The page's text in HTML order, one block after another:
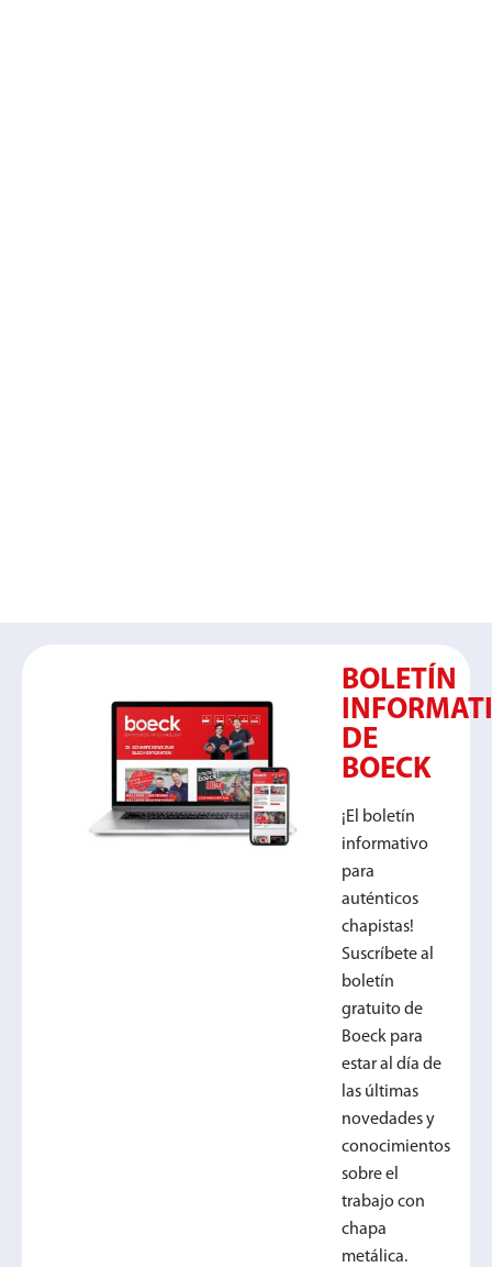
BOLETÍN
DE
BOECK
¡El boletín
informativo
para
auténticos
chapistas!
Suscríbete al
boletín
gratuito de
Boeck para
estar al día de
las últimas
novedades y
conocimientos
sobre el
trabajo con
chapa
metálica.